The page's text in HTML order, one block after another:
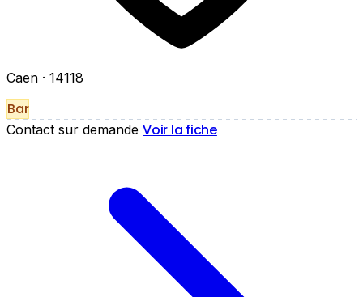
Caen · 14118
Bar
Contact sur demande Voir la fiche